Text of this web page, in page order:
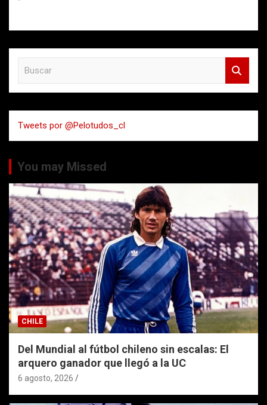
a
r
Tweets por @Pelotudos_cl
You may Missed
CHILE
Del Mundial al fútbol chileno sin escalas: El
arquero ganador que llegó a la UC
6 agosto, 2026